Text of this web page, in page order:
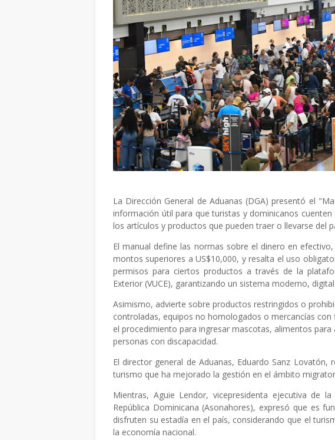
La Dirección General de Aduanas (DGA) presentó el
información útil para que turistas y dominicanos
los artículos y productos que pueden traer o llevarse del
El manual define las normas sobre el dinero en
montos superiores a US$10,000, y resalta el uso
permisos para ciertos productos a través de la
Exterior (VUCE), garantizando un sistema moderno,
Asimismo, advierte sobre productos restringidos o
controladas, equipos no homologados o mercancías con
el procedimiento para ingresar mascotas, alimentos
personas con discapacidad.
El director general de Aduanas, Eduardo Sanz
turismo que ha mejorado la gestión en el ámbito
Mientras, Aguie Lendor, vicepresidenta ejecutiva de
República Dominicana (Asonahores), expresó que es
disfruten su estadía en el país, considerando que el
la economía nacional.